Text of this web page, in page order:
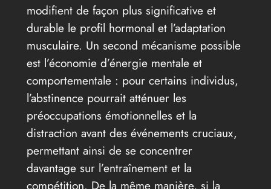
modifient de façon plus significative et
durable le profil hormonal et l’adaptation
musculaire. Un second mécanisme possible
est l’économie d’énergie mentale et
comportementale : pour certains individus,
l’abstinence pourrait atténuer les
préoccupations émotionnelles et la
distraction avant des événements cruciaux,
permettant ainsi de se concentrer
davantage sur l’entraînement et la
compétition. De la même manière, si la